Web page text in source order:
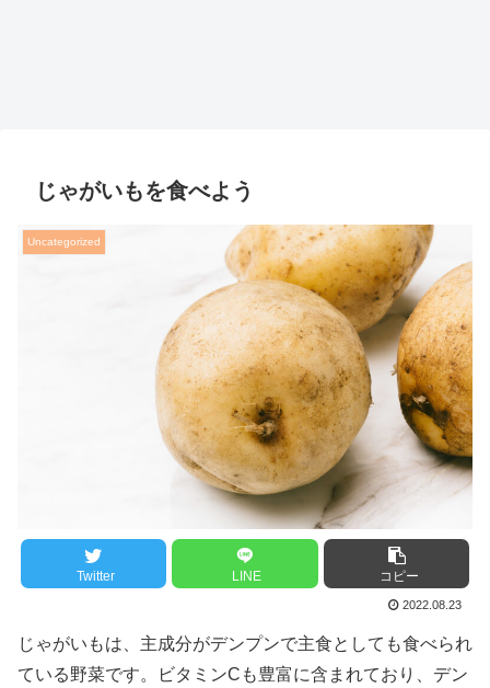
じゃがいもを食べよう
Uncategorized
Twitter LINE コピー
2022.08.23
じゃがいもは、主成分がデンプンで主食としても食べられ
ている野菜です。ビタミンCも豊富に含まれており、デン